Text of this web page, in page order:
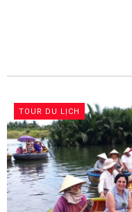
TOUR DU LỊCH